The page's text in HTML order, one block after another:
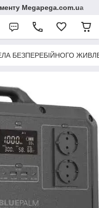
Megapega.com.ua
БЕЗПЕРЕБІЙНОГО